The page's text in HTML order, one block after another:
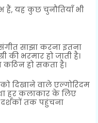
हैं, यह कुछ चुनौतियाँ भी
साझा करना इतना
की भरमार हो जाती है।
हो सकता है।
को दिखाने वाले एल्गोरिदम
हर कलाकार के लिए
तक पहुंचना